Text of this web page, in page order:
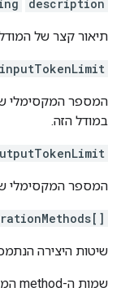
description
תיאור קצר של
inputTokenLimit
המספר המקסימלי
במודל הזה.
המספר המקסימלי
שיטות היצירה